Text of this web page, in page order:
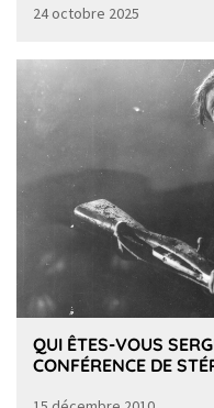
24 octobre 2025
QUI ÊTES-VOUS
CONFÉRENCE DE